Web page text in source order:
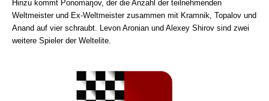
Hinzu kommt Ponomarjov, der die Anzahl der teilnehmenden
Weltmeister und Ex-Weltmeister zusammen mit Kramnik, Topalov und
Anand auf vier schraubt. Levon Aronian und Alexey Shirov sind zwei
weitere Spieler der Weltelite.